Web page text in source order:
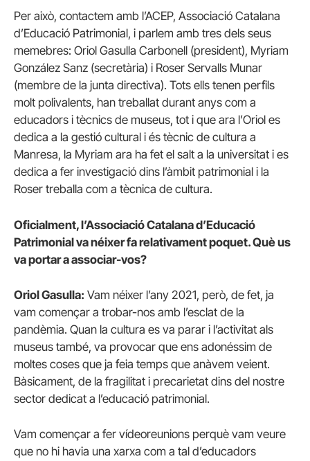
Per això, contactem amb l’ACEP, Associació Catalana
d’Educació Patrimonial, i parlem amb tres dels seus
memebres: Oriol Gasulla Carbonell (president), Myriam
González Sanz (secretària) i Roser Servalls Munar
(membre de la junta directiva). Tots ells tenen perfils
molt polivalents, han treballat durant anys com a
educadors i tècnics de museus, tot i que ara l’Oriol es
dedica a la gestió cultural i és tècnic de cultura a
Manresa, la Myriam ara ha fet el salt a la universitat i es
dedica a fer investigació dins l’àmbit patrimonial i la
Roser treballa com a tècnica de cultura.
Oficialment, l’Associació Catalana d’Educació
Patrimonial va néixer fa relativament poquet. Què us
va portar a associar-vos?
Oriol Gasulla: Vam néixer l’any 2021, però, de fet, ja
vam començar a trobar-nos amb l’esclat de la
pandèmia. Quan la cultura es va parar i l’activitat als
museus també, va provocar que ens adonéssim de
moltes coses que ja feia temps que anàvem veient.
Bàsicament, de la fragilitat i precarietat dins del nostre
sector dedicat a l’educació patrimonial.
Vam començar a fer vídeoreunions perquè vam veure
que no hi havia una xarxa com a tal d’educadors